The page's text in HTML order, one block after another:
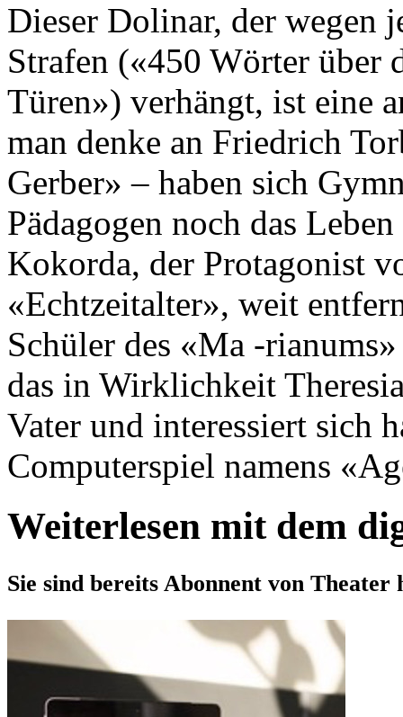
Dieser Dolinar, der wegen
Strafen («450 Wörter über
Türen») verhängt, ist eine
man denke an Friedrich
Gerber» – haben sich
Pädagogen noch das
Kokorda, der Protagonist
«Echtzeitalter», weit
Schüler des «Ma -
das in Wirklichkeit
Vater und interessiert sich
Computerspiel namens
Weiterlesen mit dem
Sie sind bereits Abonnent von Theater